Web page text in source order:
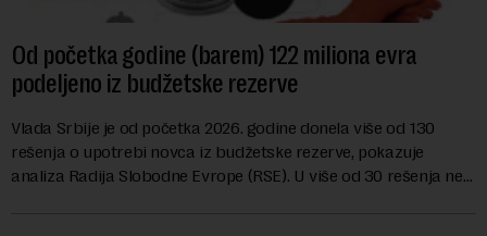
Od početka godine (barem) 122 miliona evra
podeljeno iz budžetske rezerve
Vlada Srbije je od početka 2026. godine donela više od 130
rešenja o upotrebi novca iz budžetske rezerve, pokazuje
analiza Radija Slobodne Evrope (RSE). U više od 30 rešenja ne